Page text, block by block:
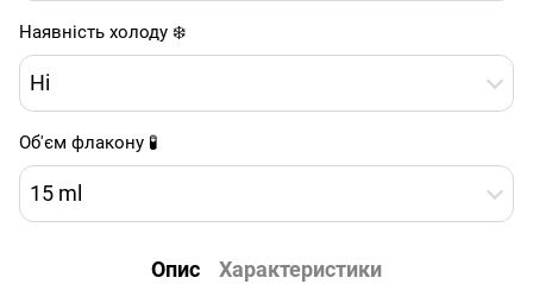
Наявність холоду ❄️
Ні
Об'єм флакону 🧪
15 ml
Опис Характеристики